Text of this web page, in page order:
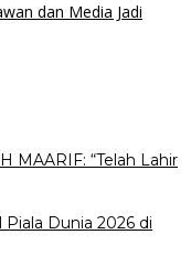
dan Media Jadi
MAARIF: “Telah Lahir
Dunia 2026 di